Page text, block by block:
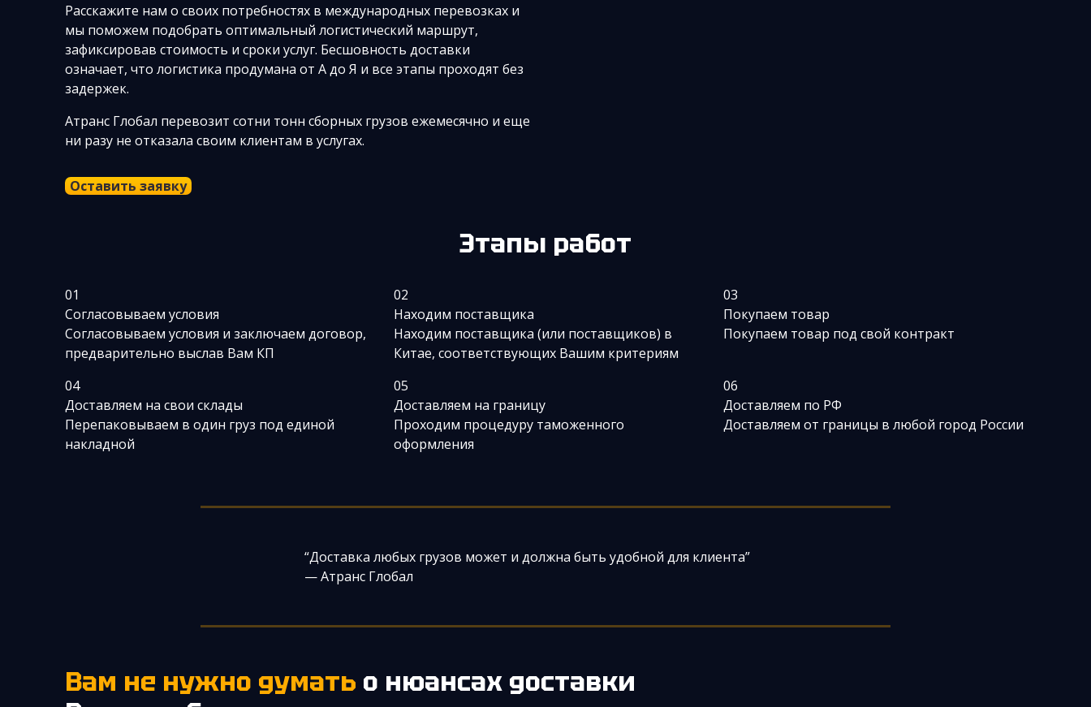
Расскажите нам о своих потребностях в международных перевозках и
мы поможем подобрать оптимальный логистический маршрут,
зафиксировав стоимость и сроки услуг. Бесшовность доставки
означает, что логистика продумана от А до Я и все этапы проходят без
задержек.
Атранс Глобал перевозит сотни тонн сборных грузов ежемесячно и еще
ни разу не отказала своим клиентам в услугах.
Оставить заявку
Этапы работ
01
Согласовываем условия
Согласовываем условия и заключаем договор,
предварительно выслав Вам КП
02
Находим поставщика
Находим поставщика (или поставщиков) в
Китае, соответствующих Вашим критериям
03
Покупаем товар
Покупаем товар под свой контракт
04
Доставляем на свои склады
Перепаковываем в один груз под единой
накладной
05
Доставляем на границу
Проходим процедуру таможенного
оформления
06
Доставляем по РФ
Доставляем от границы в любой город России
“Доставка любых грузов может и должна быть удобной для клиента”
— Атранс Глобал
Вам не нужно думать о нюансах доставки